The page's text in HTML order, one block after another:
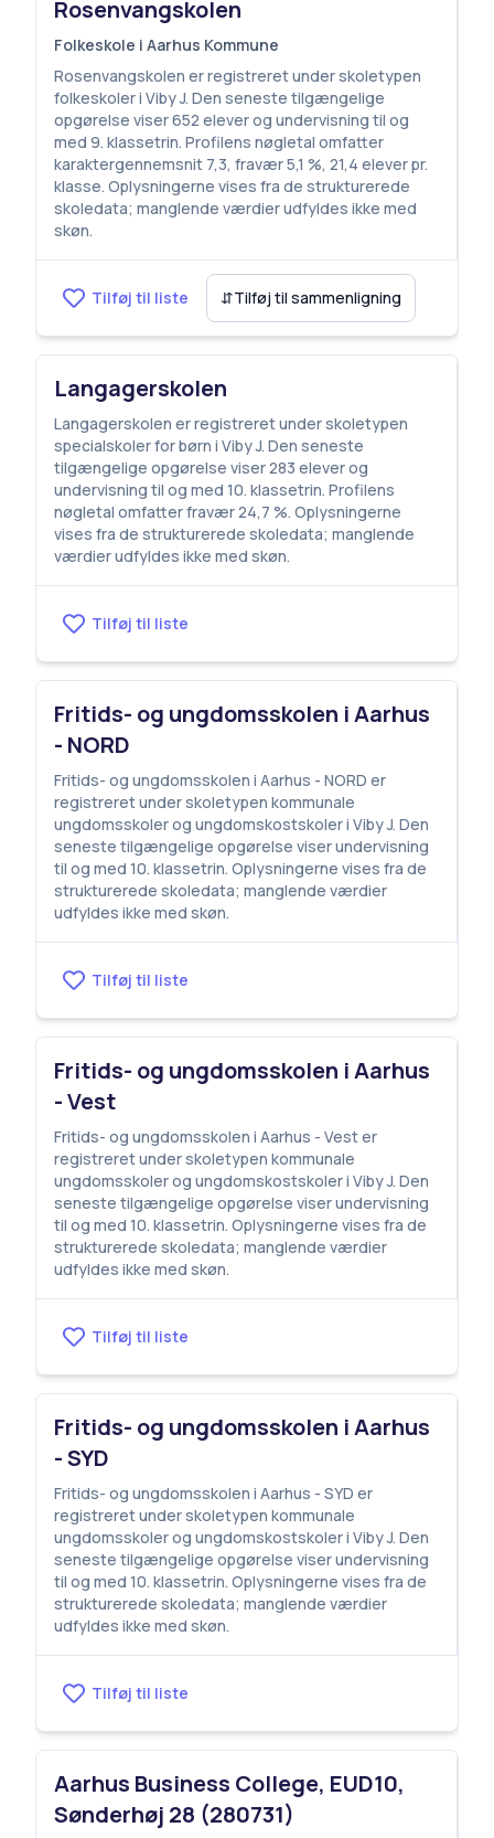
Rosenvangskolen
Folkeskole i Aarhus Kommune
Rosenvangskolen er registreret under skoletypen
folkeskoler i Viby J. Den seneste tilgængelige
opgørelse viser 652 elever og undervisning til og
med 9. klassetrin. Profilens nøgletal omfatter
karaktergennemsnit 7,3, fravær 5,1 %, 21,4 elever pr.
klasse. Oplysningerne vises fra de strukturerede
skoledata; manglende værdier udfyldes ikke med
skøn.
Tilføj til liste ⇵Tilføj til sammenligning
Langagerskolen
Langagerskolen er registreret under skoletypen
specialskoler for børn i Viby J. Den seneste
tilgængelige opgørelse viser 283 elever og
undervisning til og med 10. klassetrin. Profilens
nøgletal omfatter fravær 24,7 %. Oplysningerne
vises fra de strukturerede skoledata; manglende
værdier udfyldes ikke med skøn.
Tilføj til liste
Fritids- og ungdomsskolen i Aarhus
- NORD
Fritids- og ungdomsskolen i Aarhus - NORD er
registreret under skoletypen kommunale
ungdomsskoler og ungdomskostskoler i Viby J. Den
seneste tilgængelige opgørelse viser undervisning
til og med 10. klassetrin. Oplysningerne vises fra de
strukturerede skoledata; manglende værdier
udfyldes ikke med skøn.
Tilføj til liste
Fritids- og ungdomsskolen i Aarhus
- Vest
Fritids- og ungdomsskolen i Aarhus - Vest er
registreret under skoletypen kommunale
ungdomsskoler og ungdomskostskoler i Viby J. Den
seneste tilgængelige opgørelse viser undervisning
til og med 10. klassetrin. Oplysningerne vises fra de
strukturerede skoledata; manglende værdier
udfyldes ikke med skøn.
Tilføj til liste
Fritids- og ungdomsskolen i Aarhus
- SYD
Fritids- og ungdomsskolen i Aarhus - SYD er
registreret under skoletypen kommunale
ungdomsskoler og ungdomskostskoler i Viby J. Den
seneste tilgængelige opgørelse viser undervisning
til og med 10. klassetrin. Oplysningerne vises fra de
strukturerede skoledata; manglende værdier
udfyldes ikke med skøn.
Tilføj til liste
Aarhus Business College, EUD10,
Sønderhøj 28 (280731)